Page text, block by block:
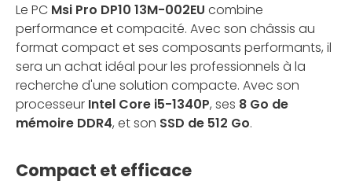
Le PC Msi Pro DP10 13M-002EU combine
performance et compacité. Avec son châssis au
format compact et ses composants performants, il
sera un achat idéal pour les professionnels à la
recherche d'une solution compacte. Avec son
processeur Intel Core i5-1340P, ses 8 Go de
mémoire DDR4, et son SSD de 512 Go.
Compact et efficace